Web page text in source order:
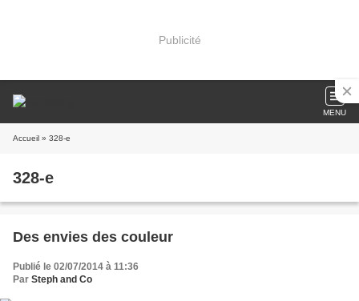
Publicité
MENU
Accueil » 328-e
328-e
Des envies des couleur
Publié le 02/07/2014 à 11:36
Par Steph and Co